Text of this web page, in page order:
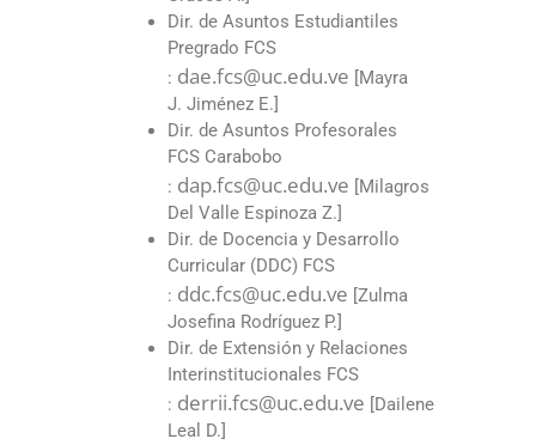
Dir. de Asuntos Estudiantiles
Pregrado FCS
: dae.fcs@uc.edu.ve [Mayra
J. Jiménez E.]
Dir. de Asuntos Profesorales
FCS Carabobo
: dap.fcs@uc.edu.ve [Milagros
Del Valle Espinoza Z.]
Dir. de Docencia y Desarrollo
Curricular (DDC) FCS
: ddc.fcs@uc.edu.ve [Zulma
Josefina Rodríguez P.]
Dir. de Extensión y Relaciones
Interinstitucionales FCS
: derrii.fcs@uc.edu.ve [Dailene
Leal D.]